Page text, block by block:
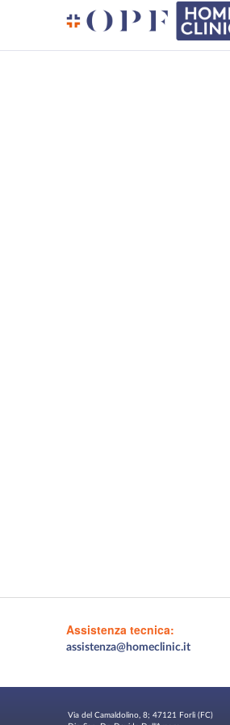
Assistenza tecnica:
assistenza@homeclinic.it
Via del Camaldolino, 8; 47121 Forlì (FC)